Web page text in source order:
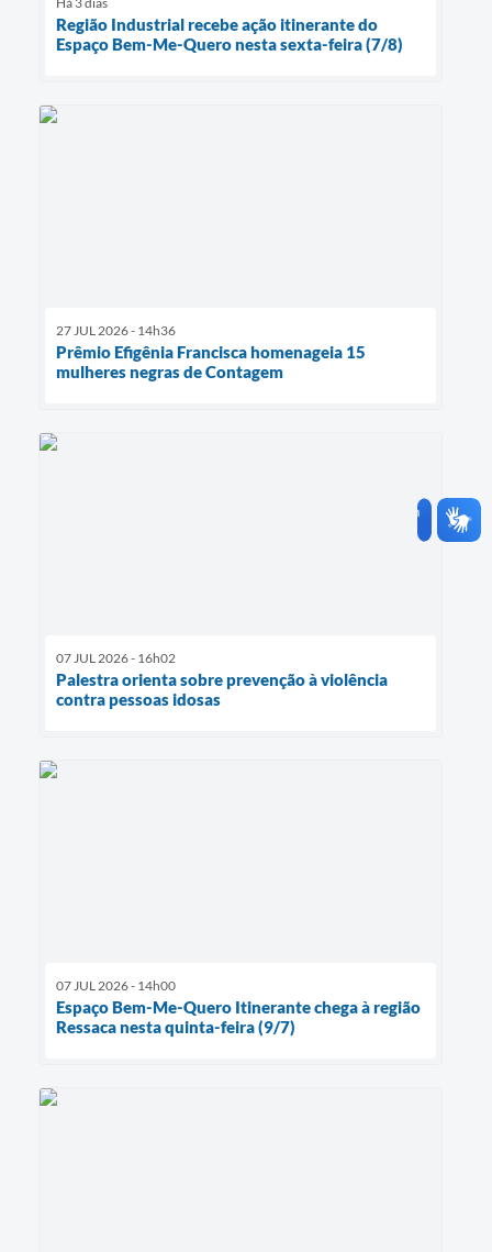
Região Industrial recebe ação itinerante do
Espaço Bem-Me-Quero nesta sexta-feira (7/8)
27 JUL 2026 - 14h36
Prêmio Efigênia Francisca homenageia 15
mulheres negras de Contagem
07 JUL 2026 - 16h02
Palestra orienta sobre prevenção à violência
contra pessoas idosas
07 JUL 2026 - 14h00
Espaço Bem-Me-Quero Itinerante chega à região
Ressaca nesta quinta-feira (9/7)